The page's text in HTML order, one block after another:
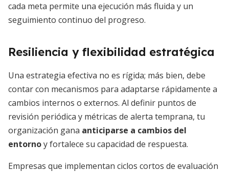
cada meta permite una ejecución más fluida y un
seguimiento continuo del progreso.
Resiliencia y flexibilidad estratégica
Una estrategia efectiva no es rígida; más bien, debe
contar con mecanismos para adaptarse rápidamente a
cambios internos o externos. Al definir puntos de
revisión periódica y métricas de alerta temprana, tu
organización gana anticiparse a cambios del
entornoy fortalece su capacidad de respuesta.
Empresas que implementan ciclos cortos de evaluación